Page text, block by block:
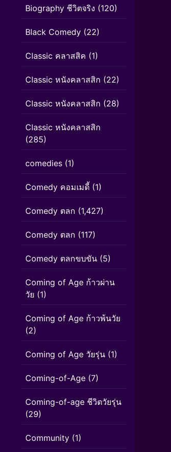
Biography ชีวิตจริง (120)
Black Comedy (22)
Classic คลาสสิค (1)
Classic หนังคลาสสิก (22)
Classic หนังคลาสสิก (28)
Classic หนังคลาสสิก
(285)
comedies (1)
Comedy คอมเมดี้ (1)
Comedy ตลก (1,427)
Comedy ตลก (117)
Comedy ตลกขบขัน (5)
Coming of Age ก้าวผ่าน
วัย (1)
Coming of Age ก้าวพ้นวัย
(2)
Coming of Age วัยรุ่น (1)
Coming-of-Age (7)
Coming-of-age ชีวิตวัยรุ่น
(29)
Community (1)